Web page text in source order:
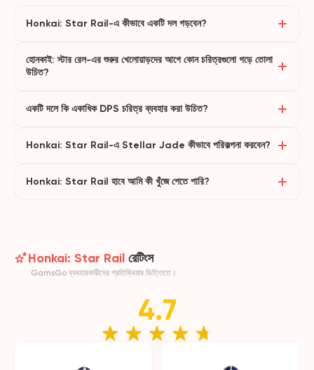
Honkai: Star Rail-এ কীভাবে একটি দল গড়বেন?
হোনকাই: স্টার রেল-এর শুরুর খেলোয়াড়দের আগে কোন চরিত্রগুলো গড়ে তোলা
উচিত?
একটি দলে কি একাধিক DPS চরিত্র ব্যবহার করা উচিত?
Honkai: Star Rail-এ Stellar Jade কীভাবে পরিকল্পনা করবেন?
Honkai: Star Rail হাবে আমি কী খুঁজে পেতে পারি?
Honkai: Star Rail রেটিংস
GamsGo ব্যবহারকারীদের প্রতিক্রিয়ার ভিত্তিতে।
4.7